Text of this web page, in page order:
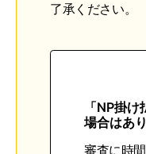
了承ください。
「NP掛
場合はあ
審査に時